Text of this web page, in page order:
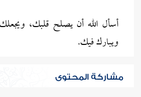
أسأل الله أن يصلح قلبك،
ويبارك فيك.
مشاركة المحتوى